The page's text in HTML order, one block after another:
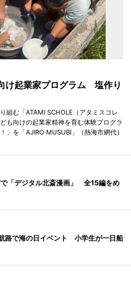
け起業家プログラム 塩作り
組む「ATAMI SCHOLE（アタミスコレ
も向けの起業家精神を育む体験プログラ
」を「AJIRO MUSUBI」（熱海市網代）
「デジタル北斎漫画」 全15編をめ
路で海の日イベント 小学生が一日船